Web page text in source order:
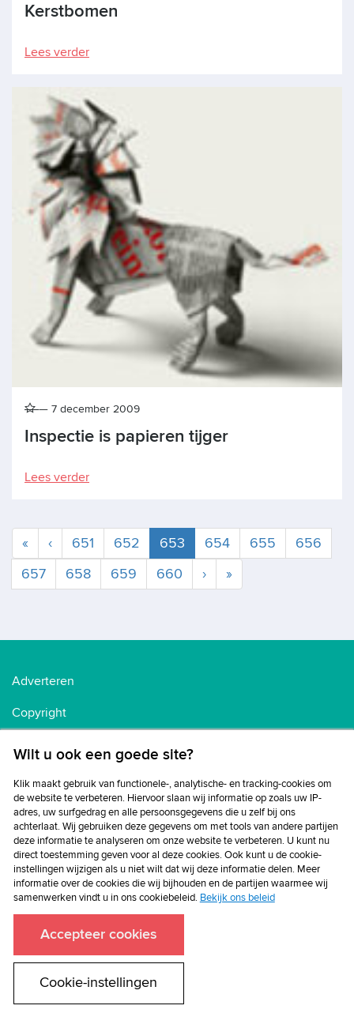
Kerstbomen
Lees verder
Inspectie is papieren tijger
7 december 2009
Lees verder
« ‹ 651 652 653 Huidige
654 655
656
657
658 659 660 › »
Adverteren
Copyright
Cookiebeleid
Privacybeleid
Disclaimer
Wilt u ook een goede site?
Klik maakt gebruik van functionele-, analytische- en tracking-cookies om
de website te verbeteren. Hiervoor slaan wij informatie op zoals uw IP-
adres, uw surfgedrag en alle persoonsgegevens die u zelf bij ons
achterlaat. Wij gebruiken deze gegevens om met tools van andere partijen
deze informatie te analyseren om onze website te verbeteren. U kunt nu
direct toestemming geven voor al deze cookies. Ook kunt u de cookie-
instellingen wijzigen als u niet wilt dat wij deze informatie delen. Meer
informatie over de cookies die wij bijhouden en de partijen waarmee wij
samenwerken vindt u in ons cookiebeleid. Bekijk ons beleid
Accepteer cookies
Cookie-instellingen